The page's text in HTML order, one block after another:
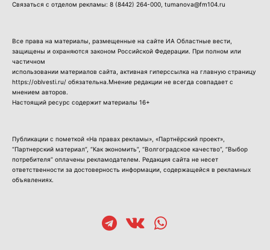
Связаться с отделом рекламы: 8 (8442) 264-000 , tumanova@fm104.ru
Все права на материалы, размещенные на сайте ИА Областные вести,
защищены и охраняются законом Российской Федерации. При полном или
частичном
использовании материалов сайта, активная гиперссылка на главную страницу
https://oblvesti.ru/ обязательна.Мнение редакции не всегда совпадает с
мнением авторов.
Настоящий ресурс содержит материалы 16+
Публикации с пометкой «На правах рекламы», «Партнёрский проект»,
“Партнерский материал”, “Как экономить”, “Волгоградское качество”, “Выбор
потребителя” оплачены рекламодателем. Редакция сайта не несет
ответственности за достоверность информации, содержащейся в рекламных
объявлениях.